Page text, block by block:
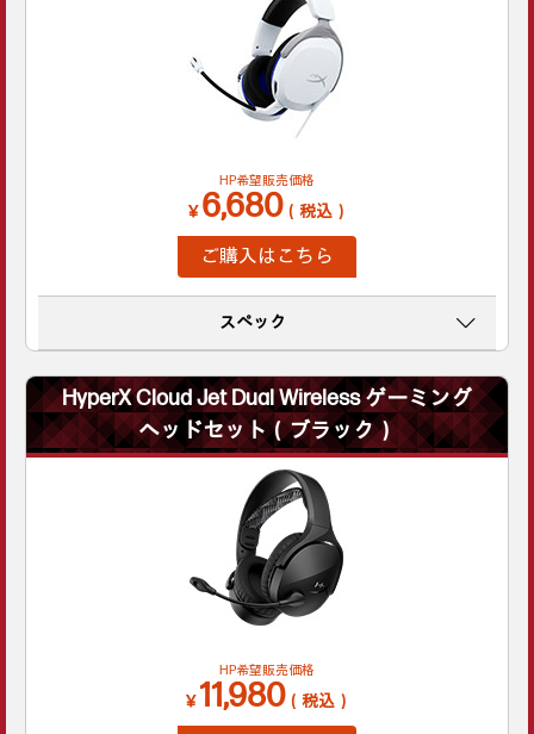
HP希望販売価格
￥6,680（税込）
ご購入はこちら
スペック
HyperX Cloud Jet Dual Wireless ゲーミング
ヘッドセット（ブラック）
HP希望販売価格
￥11,980（税込）